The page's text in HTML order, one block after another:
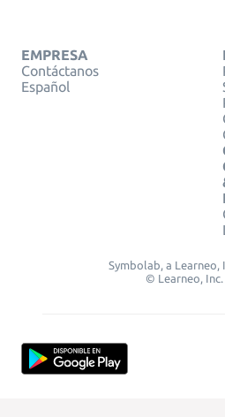
EMPRESA
Contáctanos
Español
Symbolab, a Learneo,
© Learneo, Inc.